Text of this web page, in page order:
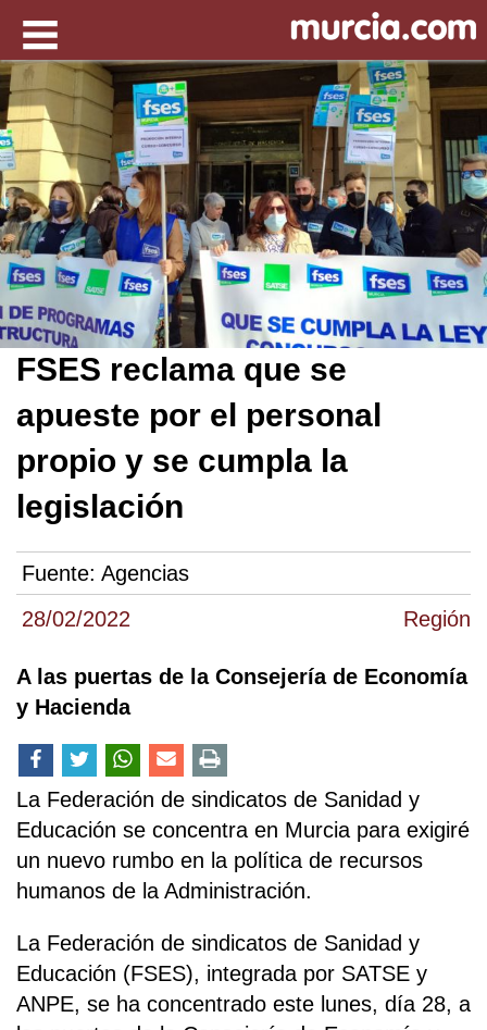
28/02/2022 Región
FSES reclama que se
apueste por el personal
propio y se cumpla la
legislación
Fuente: Agencias
A las puertas de la Consejería de Economía
y Hacienda
La Federación de sindicatos de Sanidad y
Educación se concentra en Murcia para exigiré
un nuevo rumbo en la política de recursos
humanos de la Administración.
La Federación de sindicatos de Sanidad y
Educación (FSES), integrada por SATSE y
ANPE, se ha concentrado este lunes, día 28, a